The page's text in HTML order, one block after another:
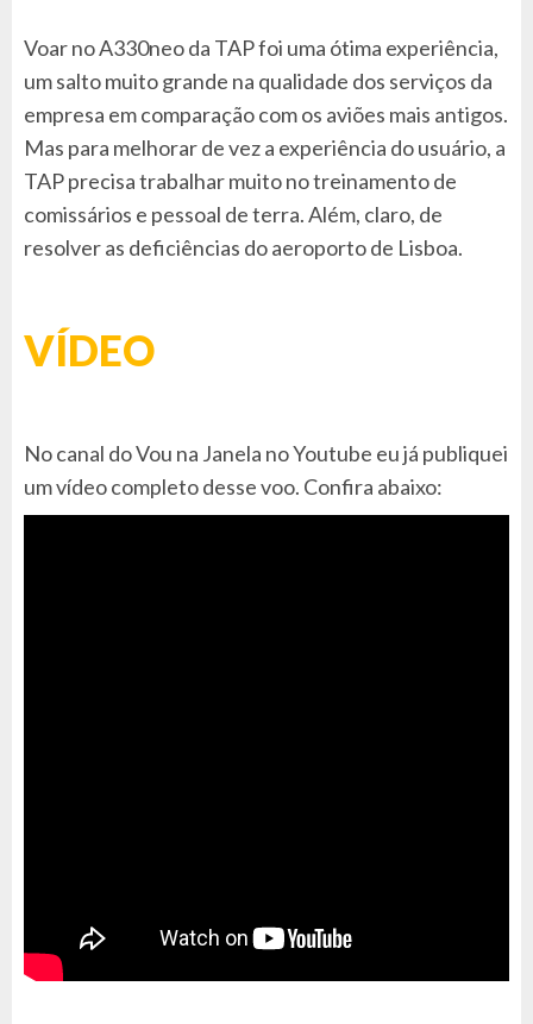
Voar no A330neo da TAP foi uma ótima experiência,
um salto muito grande na qualidade dos serviços da
empresa em comparação com os aviões mais antigos.
Mas para melhorar de vez a experiência do usuário, a
TAP precisa trabalhar muito no treinamento de
comissários e pessoal de terra. Além, claro, de
resolver as deficiências do aeroporto de Lisboa.
VÍDEO
No canal do Vou na Janela no Youtube eu já publiquei
um vídeo completo desse voo. Confira abaixo: